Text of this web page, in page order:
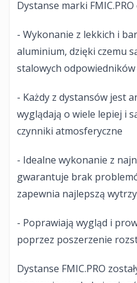
Dystanse marki
- Wykonanie z lekkich i
aluminium, dzięki czemu
stalowych odpowiedników
- Każdy z dystansów jest
wyglądają o wiele lepiej i
czynniki atmosferyczne
- Idealne wykonanie z
gwarantuje brak
zapewnia najlepszą
- Poprawiają wygląd i
poprzez poszerzenie
Dystanse FMIC.PRO